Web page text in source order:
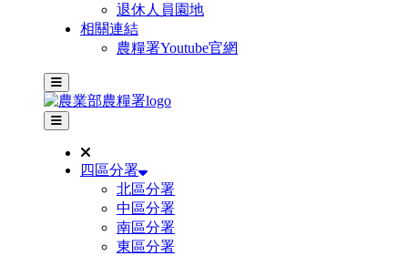
退休人員園地
相關連結
農糧署Youtube官網
主選單
其他網站選單
四區分署
北區分署
中區分署
南區分署
東區分署